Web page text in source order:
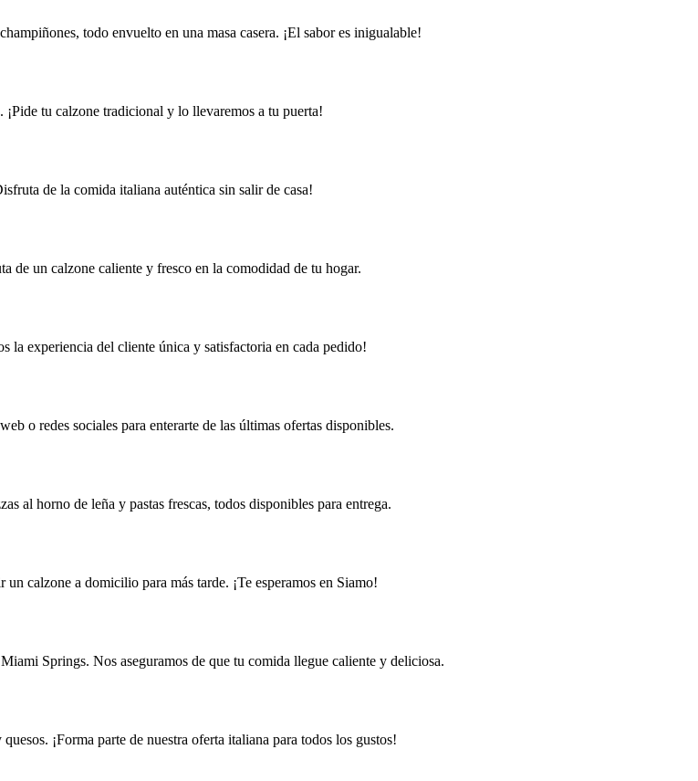
todo envuelto en una masa casera. ¡El sabor es inigualable!
tu calzone tradicional y lo llevaremos a tu puerta!
de la comida italiana auténtica sin salir de casa!
de un calzone caliente y fresco en la comodidad de tu hogar.
la experiencia del cliente única y satisfactoria en cada pedido!
o redes sociales para enterarte de las últimas ofertas disponibles.
al horno de leña y pastas frescas, todos disponibles para entrega.
calzone a domicilio para más tarde. ¡Te esperamos en Siamo!
Springs. Nos aseguramos de que tu comida llegue caliente y deliciosa.
¡Forma parte de nuestra oferta italiana para todos los gustos!